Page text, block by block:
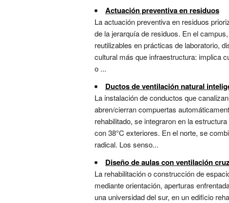
Actuación preventiva en residuos
La actuación preventiva en residuos
de la jerarquía de residuos. En el
reutilizables en prácticas de laboratorio,
cultural más que infraestructura: implica
o ...
Ductos de ventilación natural
La instalación de conductos que
abren/cierran compuertas
rehabilitado, se integraron en la
con 38°C exteriores. En el norte, se
radical. Los senso...
Diseño de aulas con ventilación
La rehabilitación o construcción de
mediante orientación, aperturas
una universidad del sur, en un edificio